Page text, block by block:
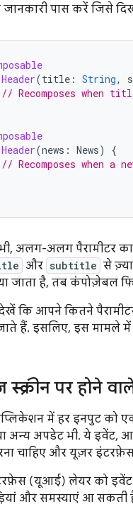
जानकारी पास करें जिसे
Header(title : String,
// Recomposes when
Header(news : News)
{
// Recomposes when a
अलग-अलग पैरामीटर का
और subtitle से
जाता है, तब कंपोज़ेबल
कि आपने कितने
हैं. इसलिए, इस मामले में
पर होने
में हर इनपुट को एक
अन्य अपडेट भी. ये
चाहिए और यूज़र
(यूआई) लेयर को इवेंट
और समस्याएं आ सकती